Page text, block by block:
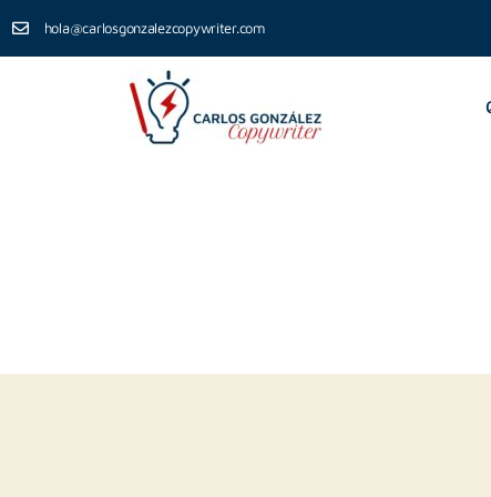
hola@carlosgonzalezcopywriter.com